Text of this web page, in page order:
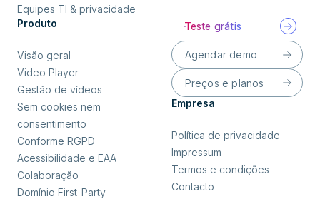
Equipes TI & privacidade
Produto
Visão geral
Video Player
Gestão de vídeos
Sem cookies nem
consentimento
Conforme RGPD
Acessibilidade e EAA
Colaboração
Domínio First-Party
Teste grátis
Agendar demo
Preços e planos
Empresa
Política de privacidade
Impressum
Termos e condições
Contacto